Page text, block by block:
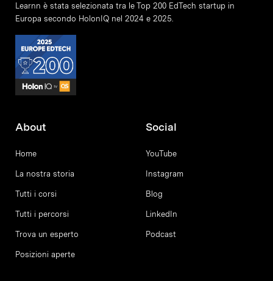
Learnn è stata selezionata tra le Top 200 EdTech startup in
Europa secondo HolonIQ nel 2024 e 2025.
About
Home
La nostra storia
Tutti i corsi
Tutti i percorsi
Trova un esperto
Posizioni aperte
Social
YouTube
Instagram
Blog
LinkedIn
Podcast